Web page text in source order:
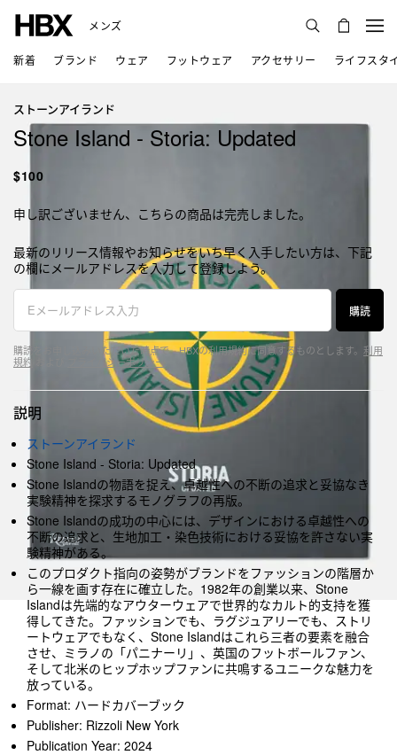
メンズ
新着 ブランド ウェア フットウェア アクセサリー ライフスタ
ストーンアイランド
Stone Island - Storia: Updated
$100
申し訳ございません、こちらの商品は完売しました。
最新のリリース情報やお知らせをいち早く入手したい方は、下記
の欄にメールアドレスを入力して登録しよう。
購読
購読をお申し込みいただいた時点で、HBXの利用規約に同意するものとします。 利用
規約
プライバシーポリシー
説明
ストーンアイランド
Stone Island - Storia: Updated
Stone Islandの物語を捉え、卓越性への不断の追求と妥協なき
実験精神を探求するモノグラフの再版。
Stone Islandの成功の中心には、デザインにおける卓越性への
不断の追求と、生地加工・染色技術における妥協を許さない実
験精神がある。
このプロダクト指向の姿勢がブランドをファッションの階層か
ら一線を画す存在に確立した。1982年の創業以来、Stone
Islandは先端的なアウターウェアで世界的なカルト的支持を獲
得してきた。ファッションでも、ラグジュアリーでも、ストリ
ートウェアでもなく、Stone Islandはこれら三者の要素を融合
させ、ミラノの「パニナーリ」、英国のフットボールファン、
そして北米のヒップホップファンに共鳴するユニークな魅力を
放っている。
Format: ハードカバーブック
Publisher: Rizzoli New York
Publication Year: 2024